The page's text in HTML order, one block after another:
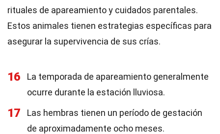
rituales de apareamiento y cuidados parentales.
Estos animales tienen estrategias específicas para
asegurar la supervivencia de sus crías.
16
La temporada de apareamiento generalmente
ocurre durante la estación lluviosa.
17
Las hembras tienen un período de gestación
de aproximadamente ocho meses.